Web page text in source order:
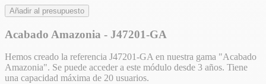
Añadir al presupuesto
Acabado Amazonia - J47201-GA
Hemos creado la referencia J47201-GA en nuestra gama "Acabado
Amazonia". Se puede acceder a este módulo desde 3 años. Tiene
una capacidad máxima de 20 usuarios.